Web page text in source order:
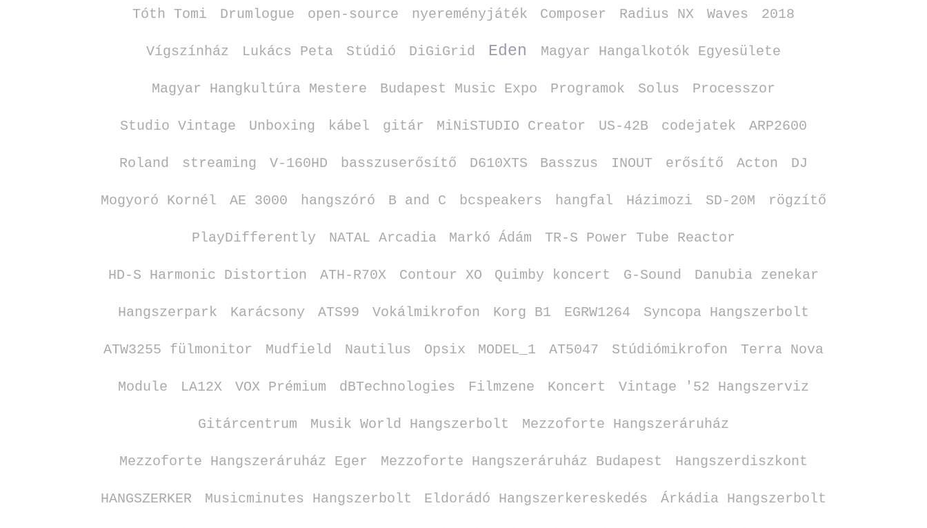
Tóth Tomi Drumlogue open‑source nyereményjáték Composer Radius NX Waves 2018
Vígszínház Lukács Peta Stúdió DiGiGrid Eden Magyar Hangalkotók Egyesülete
Magyar Hangkultúra Mestere Budapest Music Expo Programok Solus Processzor
Studio Vintage Unboxing kábel gitár MiNiSTUDIO Creator US‑42B codejatek ARP2600
Roland streaming V‑160HD basszuserősítő D610XTS Basszus INOUT erősítő Acton DJ
Mogyoró Kornél AE 3000 hangszóró B and C bcspeakers hangfal Házimozi SD‑20M rögzítő
PlayDifferently NATAL Arcadia Markó Ádám TR‑S Power Tube Reactor
HD‑S Harmonic Distortion ATH‑R70X Contour XO Quimby koncert G‑Sound Danubia zenekar
Hangszerpark Karácsony ATS99 Vokálmikrofon Korg B1 EGRW1264 Syncopa Hangszerbolt
ATW3255 fülmonitor Mudfield Nautilus Opsix MODEL_1 AT5047 Stúdiómikrofon Terra Nova
Module LA12X VOX Prémium dBTechnologies Filmzene Koncert Vintage '52 Hangszerviz
Gitárcentrum Musik World Hangszerbolt Mezzoforte Hangszeráruház
Mezzoforte Hangszeráruház Eger Mezzoforte Hangszeráruház Budapest Hangszerdiszkont
HANGSZERKER Musicminutes Hangszerbolt Eldorádó Hangszerkereskedés Árkádia Hangszerbolt